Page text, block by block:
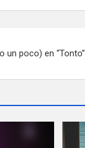
un poco) en “Tonto”